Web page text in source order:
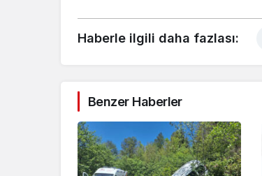
Haberle ilgili daha fazlası:
Benzer Haberler